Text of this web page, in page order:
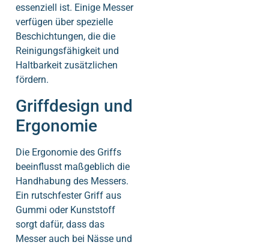
essenziell ist. Einige Messer
verfügen über spezielle
Beschichtungen, die die
Reinigungsfähigkeit und
Haltbarkeit zusätzlichen
fördern.
Griffdesign und
Ergonomie
Die Ergonomie des Griffs
beeinflusst maßgeblich die
Handhabung des Messers.
Ein rutschfester Griff aus
Gummi oder Kunststoff
sorgt dafür, dass das
Messer auch bei Nässe und